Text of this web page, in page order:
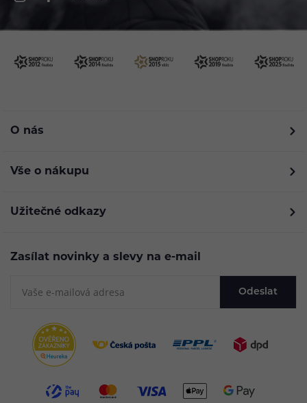
O nás
Vše o nákupu
Užitečné odkazy
Zasílat novinky a slevy na e-mail
Odeslat